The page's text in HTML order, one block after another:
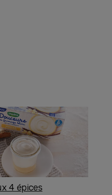
4 épices